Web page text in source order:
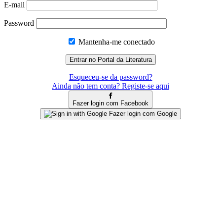
E-mail
Password
Mantenha-me conectado
Esqueceu-se da password?
Ainda não tem conta? Registe-se aqui
Fazer login com Facebook
Fazer login com Google